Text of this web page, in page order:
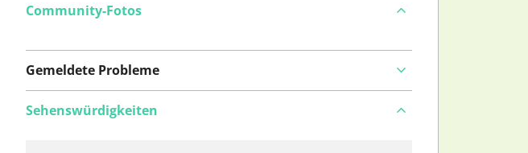
Community-Fotos
Gemeldete Probleme
Sehenswürdigkeiten